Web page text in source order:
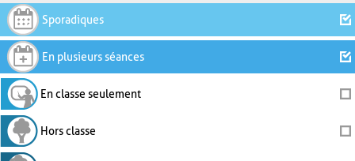
Sporadiques
En plusieurs séances
En classe seulement
Hors classe